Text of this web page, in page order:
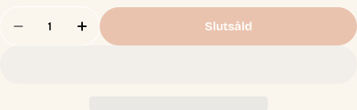
Minska Antal För Small World: Power Pack #1
Öka Antal För Small World: Power Pack
Slutsåld